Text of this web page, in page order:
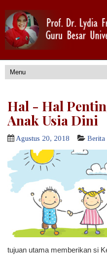
Hal - Hal
Anak Usia Dini
Agustus 20, 2018 Berita
tujuan utama memberikan si